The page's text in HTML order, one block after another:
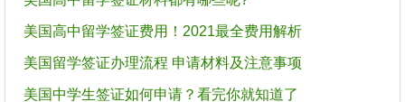
美国高中留学签证费用！2021最全费用解析
美国留学签证办理流程 申请材料及注意事项
美国中学生签证如何申请？看完你就知道了